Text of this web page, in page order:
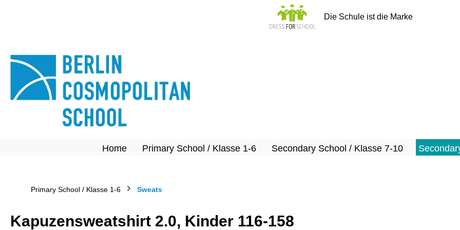
Die Schule ist die Marke
Home Primary School / Klasse 1-6 Secondary School / Klasse 7-10
Primary School / Klasse 1-6 Sweats
Kapuzensweatshirt 2.0, Kinder 116-158